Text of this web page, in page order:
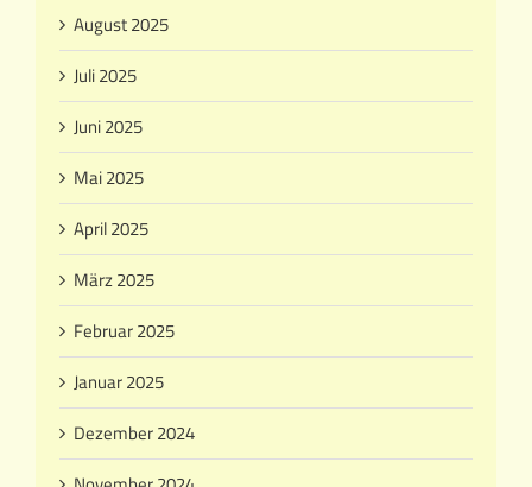
August 2025
Juli 2025
Juni 2025
Mai 2025
April 2025
März 2025
Februar 2025
Januar 2025
Dezember 2024